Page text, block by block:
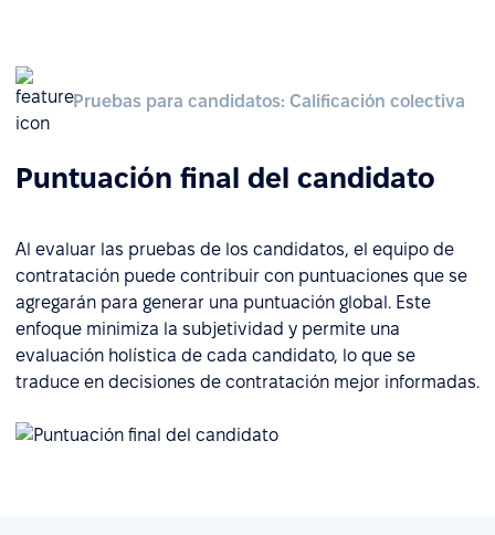
Pruebas para candidatos: Calificación colectiva
Puntuación final del candidato
Al evaluar las pruebas de los candidatos, el equipo de
contratación puede contribuir con puntuaciones que se
agregarán para generar una puntuación global. Este
enfoque minimiza la subjetividad y permite una
evaluación holística de cada candidato, lo que se
traduce en decisiones de contratación mejor informadas.